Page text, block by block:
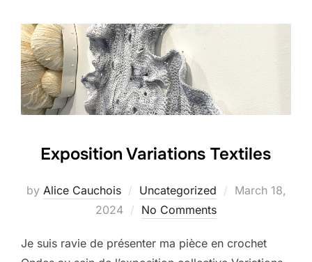
Exposition Variations Textiles
by Alice Cauchois Uncategorized
Posted
March 18,
2024
No Comments
Je suis ravie de présenter ma pièce en crochet